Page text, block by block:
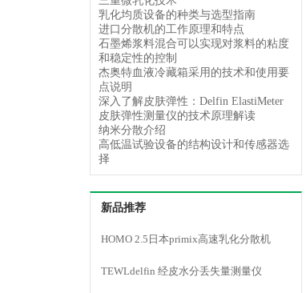
乳化均质设备的种类与选型指南
进口分散机的工作原理和特点
石墨烯浆料混合可以实现对浆料的粘度
和稳定性的控制
杰奥特血液冷藏箱采用的技术和使用要
点说明
深入了解皮肤弹性：Delfin ElastiMeter
皮肤弹性测量仪的技术原理解读
纳米分散介绍
高低温试验设备的结构设计和传感器选
择
新品推荐
HOMO 2.5日本primix高速乳化分散机
TEWLdelfin 经皮水分丢失量测量仪